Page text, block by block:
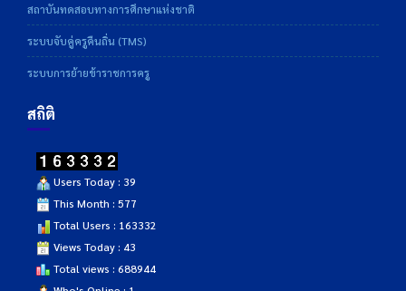
สถาบันทดสอบทางการศึกษาแห่งชาติ
ระบบจับคู่ครูคืนถิ่น (TMS)
ระบบการย้ายข้าราชการครู
สถิติ
Users Today : 39
This Month : 577
Total Users : 163332
Views Today : 43
Total views : 688944